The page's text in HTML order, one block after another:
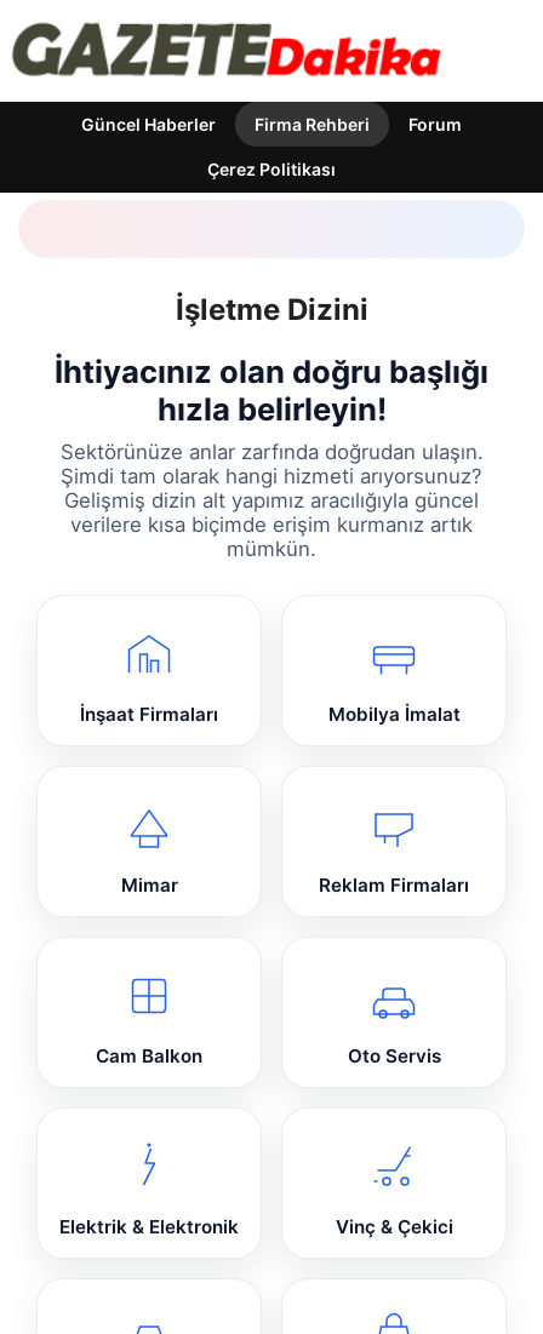
Güncel Haberler Firma Rehberi Forum
Çerez Politikası
İşletme Dizini
İhtiyacınız olan doğru başlığı
hızla belirleyin!
Sektörünüze anlar zarfında doğrudan ulaşın.
Şimdi tam olarak hangi hizmeti arıyorsunuz?
Gelişmiş dizin alt yapımız aracılığıyla güncel
verilere kısa biçimde erişim kurmanız artık
mümkün.
İnşaat Firmaları Mobilya İmalat
Mimar Reklam Firmaları
Cam Balkon Oto Servis
Elektrik & Elektronik Vinç & Çekici